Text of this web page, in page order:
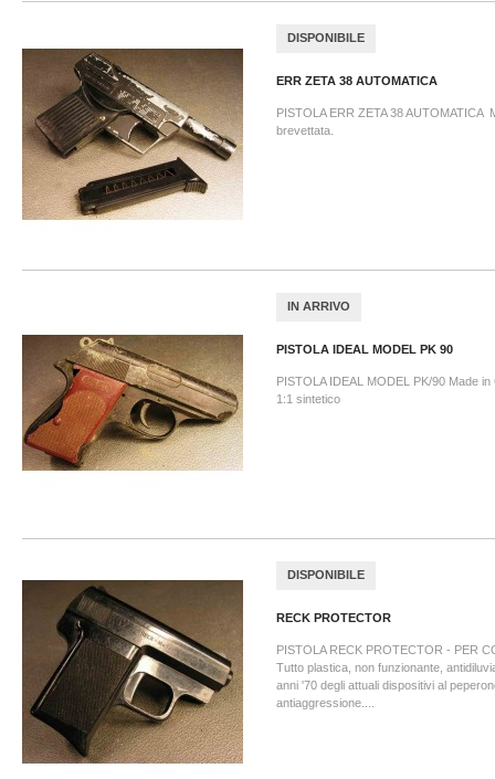
DISPONIBILE
ERR ZETA 38 AUTOMATICA
PISTOLA ERR ZETA 38 AUTOMATICA
brevettata.
IN ARRIVO
PISTOLA IDEAL MODEL PK 90
PISTOLA IDEAL MODEL PK/90 Made
1:1 sintetico
DISPONIBILE
RECK PROTECTOR
PISTOLA RECK PROTECTOR - PER
Tutto plastica, non funzionante,
anni '70 degli attuali dispositivi al
antiaggressione....